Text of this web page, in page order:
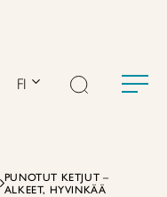
FI
PUNOTUT KETJUT –
ALKEET, HYVINKÄÄ